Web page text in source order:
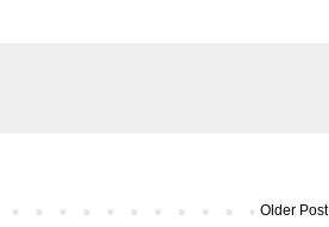
Older Post